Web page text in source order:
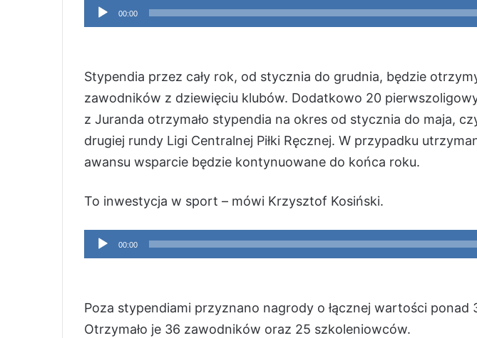
Odtwarzacz
plików
00:00
Stypendia przez cały rok, od stycznia do grudnia, będzie
zawodników z dziewięciu klubów. Dodatkowo 20
z Juranda otrzymało stypendia na okres od stycznia do maja,
drugiej rundy Ligi Centralnej Piłki Ręcznej. W przypadku
awansu wsparcie będzie kontynuowane do końca roku.
To inwestycja w sport – mówi Krzysztof Kosiński.
Odtwarzacz
plików
00:00
Poza stypendiami przyznano nagrody o łącznej wartości ponad
Otrzymało je 36 zawodników oraz 25 szkoleniowców.